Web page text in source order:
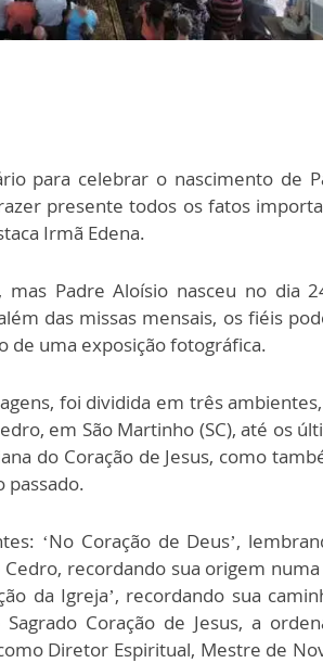
para celebrar o nascimento de
presente todos os fatos
Irmã Edena.
Padre Aloísio nasceu no dia
das missas mensais, os fiéis
de uma exposição fotográfica.
foi dividida em três
em São Martinho (SC), até os
do Coração de Jesus, como
passado.
‘No Coração de Deus’,
recordando sua origem
da Igreja’, recordando sua
Coração de Jesus, a
Diretor Espiritual, Mestre de